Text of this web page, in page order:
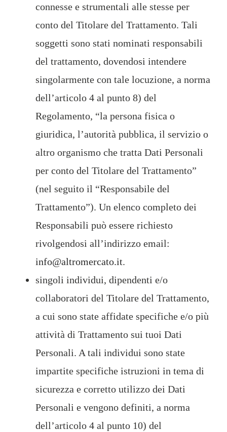
connesse e strumentali alle stesse per
conto del Titolare del Trattamento. Tali
soggetti sono stati nominati responsabili
del trattamento, dovendosi intendere
singolarmente con tale locuzione, a norma
dell’articolo 4 al punto 8) del
Regolamento, “la persona fisica o
giuridica, l’autorità pubblica, il servizio o
altro organismo che tratta Dati Personali
per conto del Titolare del Trattamento”
(nel seguito il “Responsabile del
Trattamento”). Un elenco completo dei
Responsabili può essere richiesto
rivolgendosi all’indirizzo email:
info@altromercato.it.
singoli individui, dipendenti e/o
collaboratori del Titolare del Trattamento,
a cui sono state affidate specifiche e/o più
attività di Trattamento sui tuoi Dati
Personali. A tali individui sono state
impartite specifiche istruzioni in tema di
sicurezza e corretto utilizzo dei Dati
Personali e vengono definiti, a norma
dell’articolo 4 al punto 10) del